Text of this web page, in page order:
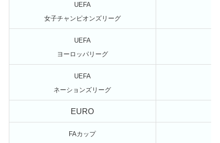
UEFA
女子チャンピオンズリーグ
UEFA
ヨーロッパリーグ
UEFA
ネーションズリーグ
EURO
FAカップ